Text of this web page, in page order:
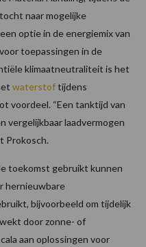
naar mogelijke
optie in de energiemix van
toepassingen in de
klimaatneutraliteit is het
waterstoftijdens
voordeel. “Een tanktijd van
vergelijkbaar laadvermogen
Prokosch.
toekomst gebruikt kunnen
hernieuwbare
bijvoorbeeld om tijdelijk
door zonne- of
aan oplossingen voor